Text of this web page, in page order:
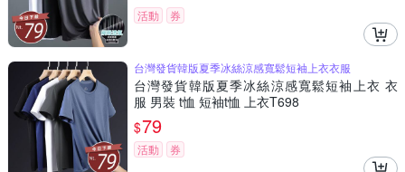
活動 券
台灣發貨韓版夏季冰絲涼感寬鬆短袖上衣衣服
台灣發貨韓版夏季冰絲涼感寬鬆短袖上衣 衣
服 男裝 t恤 短袖t恤 上衣T698
$79
活動 券